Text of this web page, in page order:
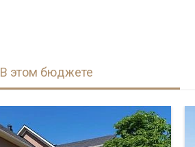
В этом бюджете